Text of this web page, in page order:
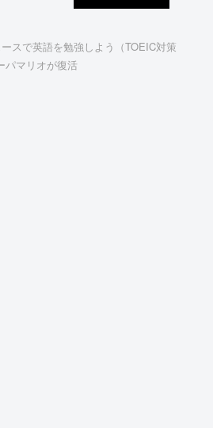
スで英語を勉強しよう（TOEIC対策
パマリオが復活